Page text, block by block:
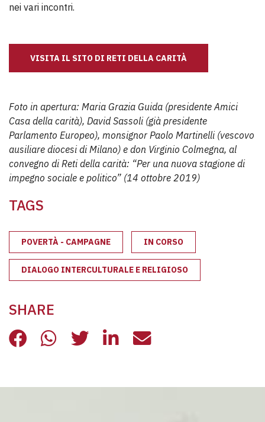
nei vari incontri.
VISITA IL SITO DI RETI DELLA CARITÀ
Foto in apertura: Maria Grazia Guida (presidente Amici
Casa della carità), David Sassoli (già presidente
Parlamento Europeo), monsignor Paolo Martinelli (vescovo
ausiliare diocesi di Milano) e don Virginio Colmegna, al
convegno di Reti della carità: “Per una nuova stagione di
impegno sociale e politico” (14 ottobre 2019)
TAGS
POVERTÀ - CAMPAGNE IN CORSO
DIALOGO INTERCULTURALE E RELIGIOSO
SHARE
LE RETI DELLA CARITÀ
LE RETI DELLA CARITÀ
LE RETI DELLA CARITÀ
LE RETI DELLA
LE RETI DELLA